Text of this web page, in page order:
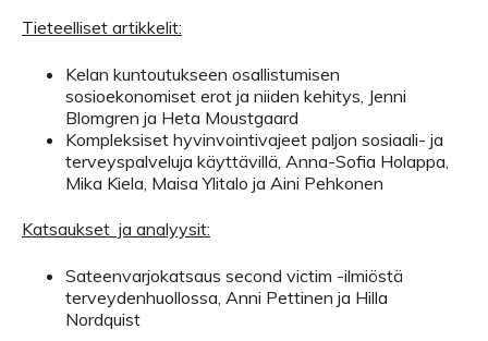
Tieteelliset artikkelit:
Kelan kuntoutukseen osallistumisen
sosioekonomiset erot ja niiden kehitys, Jenni
Blomgren ja Heta Moustgaard
Kompleksiset hyvinvointivajeet paljon sosiaali- ja
terveyspalveluja käyttävillä, Anna-Sofia Holappa,
Mika Kiela, Maisa Ylitalo ja Aini Pehkonen
Katsaukset ja analyysit:
Sateenvarjokatsaus second victim -ilmiöstä
terveydenhuollossa, Anni Pettinen ja Hilla
Nordquist